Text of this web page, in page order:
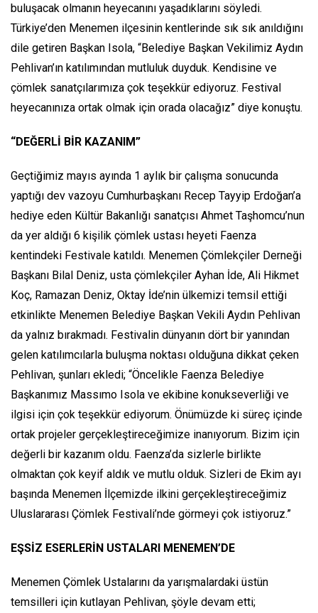
buluşacak olmanın heyecanını yaşadıklarını söyledi.
Türkiye’den Menemen ilçesinin kentlerinde sık sık anıldığını
dile getiren Başkan Isola, “Belediye Başkan Vekilimiz Aydın
Pehlivan’ın katılımından mutluluk duyduk. Kendisine ve
çömlek sanatçılarımıza çok teşekkür ediyoruz. Festival
heyecanınıza ortak olmak için orada olacağız” diye konuştu.
“DEĞERLİ BİR KAZANIM”
Geçtiğimiz mayıs ayında 1 aylık bir çalışma sonucunda
yaptığı dev vazoyu Cumhurbaşkanı Recep Tayyip Erdoğan’a
hediye eden Kültür Bakanlığı sanatçısı Ahmet Taşhomcu’nun
da yer aldığı 6 kişilik çömlek ustası heyeti Faenza
kentindeki Festivale katıldı. Menemen Çömlekçiler Derneği
Başkanı Bilal Deniz, usta çömlekçiler Ayhan İde, Ali Hikmet
Koç, Ramazan Deniz, Oktay İde’nin ülkemizi temsil ettiği
etkinlikte Menemen Belediye Başkan Vekili Aydın Pehlivan
da yalnız bırakmadı. Festivalin dünyanın dört bir yanından
gelen katılımcılarla buluşma noktası olduğuna dikkat çeken
Pehlivan, şunları ekledi; “Öncelikle Faenza Belediye
Başkanımız Massımo Isola ve ekibine konukseverliği ve
ilgisi için çok teşekkür ediyorum. Önümüzde ki süreç içinde
ortak projeler gerçekleştireceğimize inanıyorum. Bizim için
değerli bir kazanım oldu. Faenza’da sizlerle birlikte
olmaktan çok keyif aldık ve mutlu olduk. Sizleri de Ekim ayı
başında Menemen İlçemizde ilkini gerçekleştireceğimiz
Uluslararası Çömlek Festivali’nde görmeyi çok istiyoruz.”
EŞSİZ ESERLERİN USTALARI MENEMEN’DE
Menemen Çömlek Ustalarını da yarışmalardaki üstün
temsilleri için kutlayan Pehlivan, şöyle devam etti;